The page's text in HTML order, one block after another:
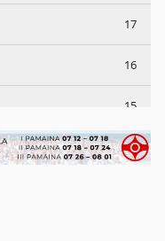
17
16
15
10